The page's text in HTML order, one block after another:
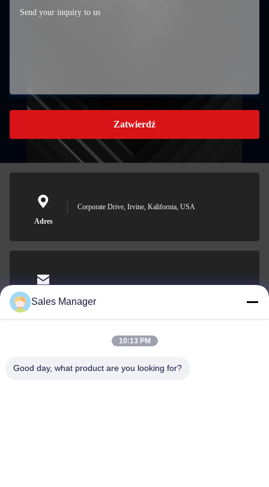
Zatwierdź
Adres
Corporate Drive, Irvine, Kalifornia, USA
Wiadomość
elektroniczna
001-512-7443871
Sales Manager
10:13 PM
Good day, what product are you looking for?